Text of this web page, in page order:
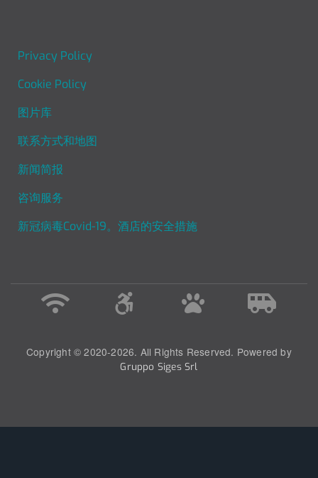
FOOTER MENU
Privacy Policy
Cookie Policy
图片库
联系方式和地图
新闻简报
咨询服务
新冠病毒Covid-19。酒店的安全措施
Copyright © 2020-2026. All Rights Reserved. Powered by
Gruppo Siges Srl